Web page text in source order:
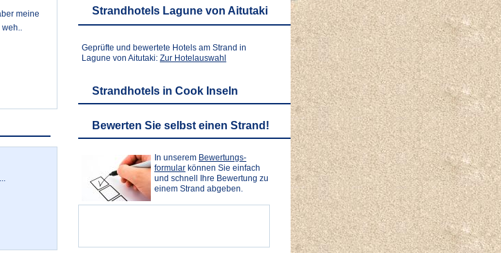
meine
Strandhotels Lagune von Aitutaki
Geprüfte und bewertete Hotels am Strand in
Lagune von Aitutaki: Zur Hotelauswahl
Strandhotels in Cook Inseln
Bewerten Sie selbst einen Strand!
In unserem Bewertungs-
formular können Sie einfach
und schnell Ihre Bewertung zu
einem Strand abgeben.